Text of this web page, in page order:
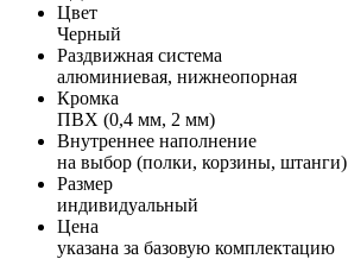
Цвет
Черный
Раздвижная система
алюминиевая, нижнеопорная
Кромка
ПВХ (0,4 мм, 2 мм)
Внутреннее наполнение
на выбор (полки, корзины, штанги)
Размер
индивидуальный
Цена
указана за базовую комплектацию